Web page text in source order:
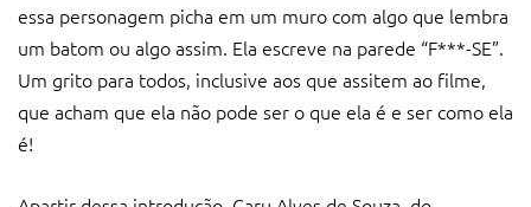
essa personagem picha em um muro com algo que lembra
um batom ou algo assim. Ela escreve na parede “F***-SE”.
Um grito para todos, inclusive aos que assitem ao filme,
que acham que ela não pode ser o que ela é e ser como ela
é!